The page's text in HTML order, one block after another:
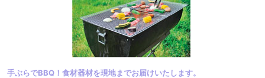
手ぶらでBBQ！食材器材を現地までお届けいたします。